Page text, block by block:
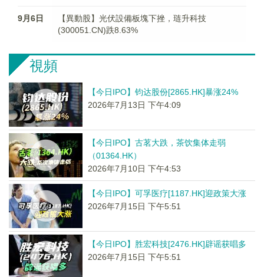
9月6日
【異動股】光伏設備板塊下挫，琏升科技
(300051.CN)跌8.63%
視頻
【今日IPO】钧达股份[2865.HK]暴涨24%
2026年7月13日 下午4:09
【今日IPO】古茗大跌，茶饮集体走弱
（01364.HK）
2026年7月10日 下午4:53
【今日IPO】可孚医疗[1187.HK]迎政策大涨
2026年7月15日 下午5:51
【今日IPO】胜宏科技[2476.HK]辟谣获唱多
2026年7月15日 下午5:51